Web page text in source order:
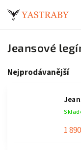
Jeansové
Nejprodávanější
1